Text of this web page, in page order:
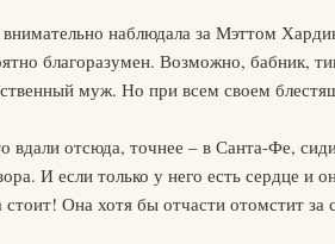
внимательно наблюдала за Мэттом
благоразумен. Возможно, бабник,
муж. Но при всем своем
вдали отсюда, точнее – в Санта-Фе,
И если только у него есть сердце
стоит! Она хотя бы отчасти отомстит